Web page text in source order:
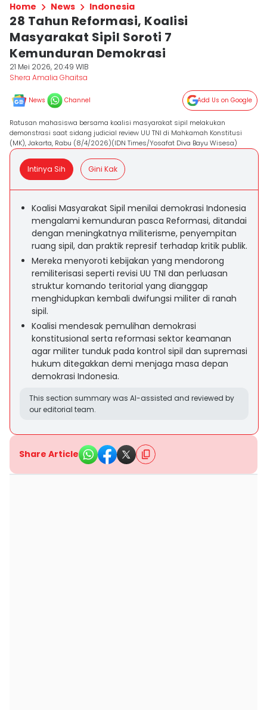
Home News Indonesia
28 Tahun Reformasi, Koalisi
Masyarakat Sipil Soroti 7
Kemunduran Demokrasi
21 Mei 2026, 20:49 WIB
Shera Amalia Ghaitsa
News Channel Add Us on Google
Ratusan mahasiswa bersama koalisi masyarakat sipil melakukan
demonstrasi saat sidang judicial review UU TNI di Mahkamah Konstitusi
(MK), Jakarta, Rabu (8/4/2026)(IDN Times/Yosafat Diva Bayu Wisesa)
Intinya Sih Gini Kak
Koalisi Masyarakat Sipil menilai demokrasi Indonesia
mengalami kemunduran pasca Reformasi, ditandai
dengan meningkatnya militerisme, penyempitan
ruang sipil, dan praktik represif terhadap kritik publik.
Mereka menyoroti kebijakan yang mendorong
remiliterisasi seperti revisi UU TNI dan perluasan
struktur komando teritorial yang dianggap
menghidupkan kembali dwifungsi militer di ranah
sipil.
Koalisi mendesak pemulihan demokrasi
konstitusional serta reformasi sektor keamanan
agar militer tunduk pada kontrol sipil dan supremasi
hukum ditegakkan demi menjaga masa depan
demokrasi Indonesia.
This section summary was AI-assisted and reviewed by
our editorial team.
Share Article